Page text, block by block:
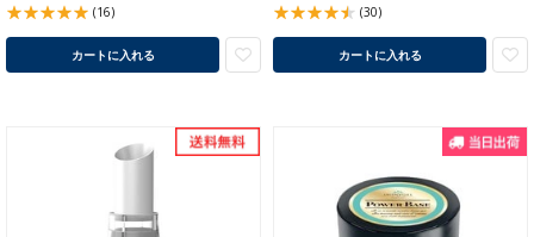
(16)
カートに入れる
(30)
カートに入れる